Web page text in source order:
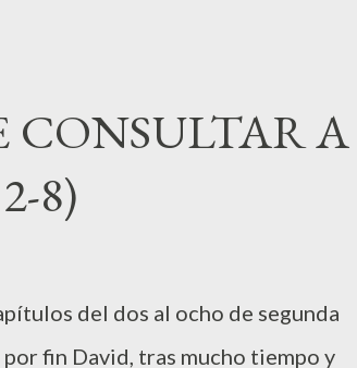
a través del cual se informa
David llama a Mefi-boset, el cual
de no olvidar su promesa y
en un momento donde
A
8)
del dos al ocho de segunda
fin David, tras mucho tiempo y